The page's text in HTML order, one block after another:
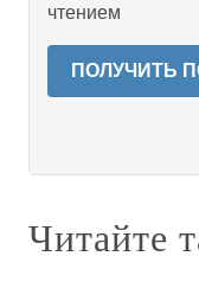
чтением
ПОЛУЧИТЬ
Читайте